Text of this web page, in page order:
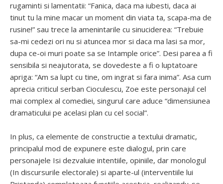
rugaminti si lamentatii: “Fanica, daca ma iubesti, daca ai
tinut tu la mine macar un moment din viata ta, scapa-ma de
rusine!” sau trece la amenintarile cu sinuciderea: “Trebuie
sa-mi cedezi ori nu si atuncea mor si daca ma lasi sa mor,
dupa ce-oi muri poate sa se Intample orice”. Desi parea a fi
sensibila si neajutorata, se dovedeste a fi o luptatoare
apriga: “Am sa lupt cu tine, om ingrat si fara inima”. Asa cum
aprecia criticul serban Cioculescu, Zoe este personajul cel
mai complex al comediei, singurul care aduce “dimensiunea
dramaticului pe acelasi plan cu cel social”.
In plus, ca elemente de constructie a textului dramatic,
principalul mod de expunere este dialogul, prin care
personajele Isi dezvaluie intentiile, opiniile, dar monologul
(In discursurile electorale) si aparte-ul (interventiile lui